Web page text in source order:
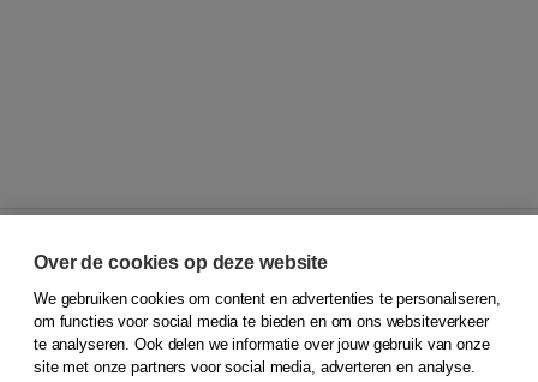
© 2026Koninklijke Boom uitgevers
Klantenservice
Service & informatie
Over de cookies op deze website
We gebruiken cookies om content en advertenties te personaliseren,
om functies voor social media te bieden en om ons websiteverkeer
te analyseren. Ook delen we informatie over jouw gebruik van onze
site met onze partners voor social media, adverteren en analyse.